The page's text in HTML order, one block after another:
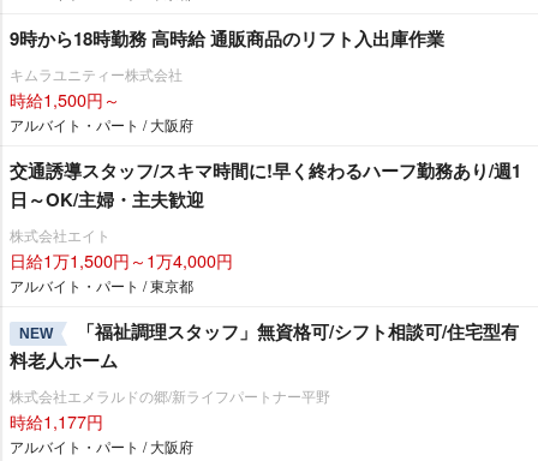
9時から18時勤務 高時給 通販商品のリフト入出庫作業
キムラユニティー株式会社
時給1,500円～
アルバイト・パート / 大阪府
交通誘導スタッフ/スキマ時間に!早く終わるハーフ勤務あり/週1
日～OK/主婦・主夫歓迎
株式会社エイト
日給1万1,500円～1万4,000円
アルバイト・パート / 東京都
NEW
「福祉調理スタッフ」無資格可/シフト相談可/住宅型有
料老人ホーム
株式会社エメラルドの郷/新ライフパートナー平野
時給1,177円
アルバイト・パート / 大阪府